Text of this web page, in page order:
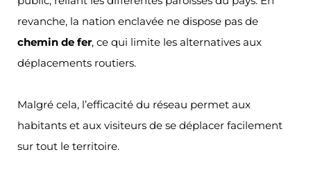
revanche, la nation enclavée ne dispose pas de
chemin de fer, ce qui limite les alternatives aux
déplacements routiers.
Malgré cela, l’efficacité du réseau permet aux
habitants et aux visiteurs de se déplacer facilement
sur tout le territoire.